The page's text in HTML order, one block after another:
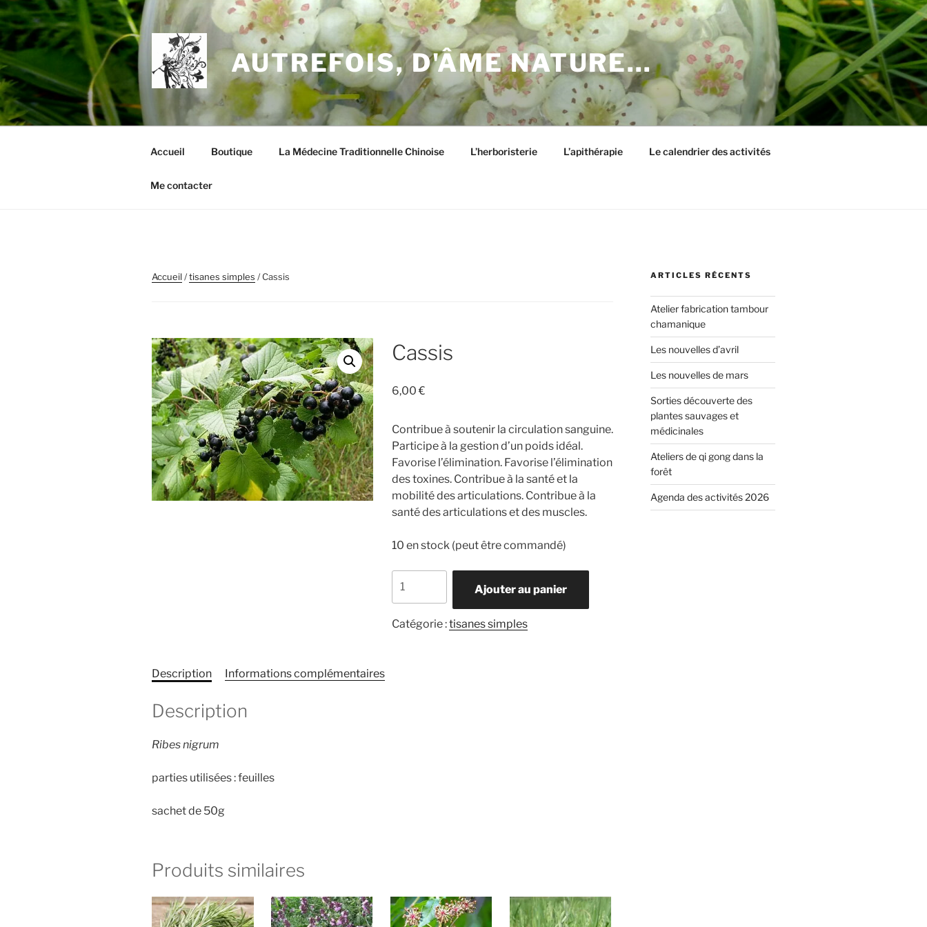
Aller
au
contenu
principal
AUTREFOIS, D'ÂME NATURE…
Accueil Boutique La Médecine Traditionnelle Chinoise L’herboristerie L’apithérapie Le calendrier des activités
Me contacter
Accueil/tisanes simples / Cassis
Cassis
6,00€
Contribue à soutenir la circulation sanguine.
Participe à la gestion d’un poids idéal.
Favorise l’élimination. Favorise l’élimination
des toxines. Contribue à la santé et la
mobilité des articulations. Contribue à la
santé des articulations et des muscles.
10 en stock (peut être commandé)
de
Ajouter au panier
Catégorie :tisanes simples
Description Informations complémentaires
Description
Ribes nigrum
parties utilisées : feuilles
sachet de 50g
Produits similaires
ARTICLES RÉCENTS
Atelier fabrication tambour
chamanique
Les nouvelles d’avril
Les nouvelles de mars
Sorties découverte des
plantes sauvages et
médicinales
Ateliers de qi gong dans la
forêt
Agenda des activités 2026